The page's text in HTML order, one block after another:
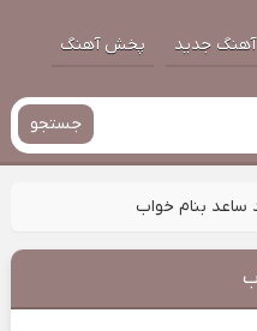
آهنگ جدید پخش آهنگ
جستجو
ساعد بنام خواب